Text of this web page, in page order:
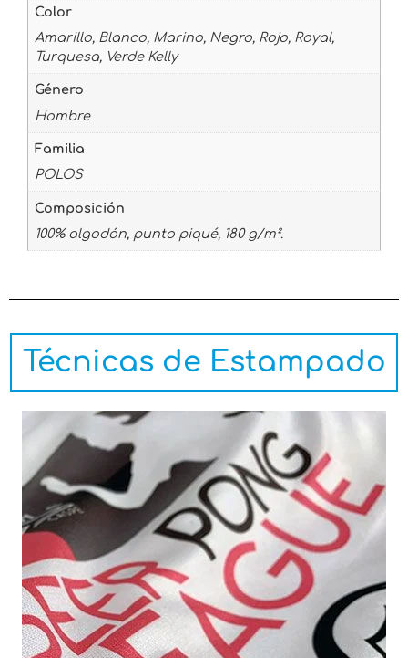
Color
Amarillo, Blanco, Marino, Negro, Rojo, Royal,
Turquesa, Verde Kelly
Género
Hombre
Familia
POLOS
Composición
100% algodón, punto piqué, 180 g/m².
Técnicas de Estampado